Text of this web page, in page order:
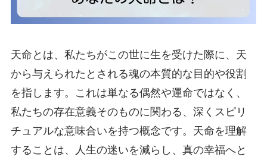
天命とは、私たちがこの世に生を受けた際に、天
から与えられたとされる魂の本質的な目的や役割
を指します。これは単なる偶然や運命ではなく、
私たちの存在意義そのものに関わる、深くスピリ
チュアルな意味合いを持つ概念です。天命を理解
することは、人生の迷いを減らし、真の幸福へと